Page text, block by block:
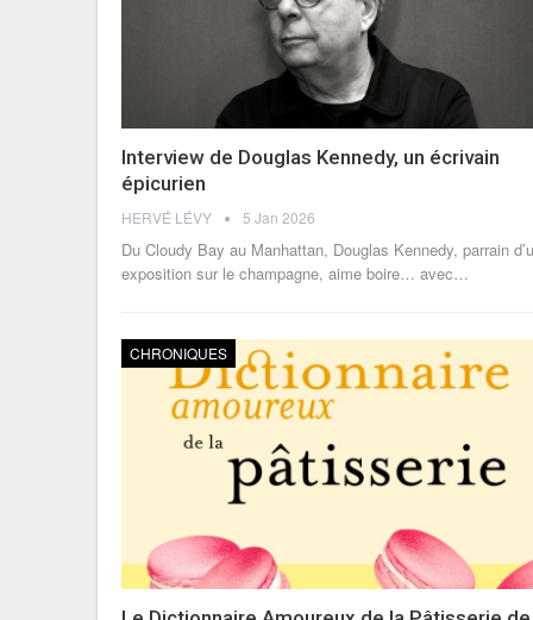
Interview de Douglas Kennedy, un écrivain
épicurien
HERVÉ LÉVY 5 Jan 2026
Du Cloudy Bay au Manhattan, Douglas Kennedy, parrain
exposition sur le champagne, aime boire… avec…
CHRONIQUES